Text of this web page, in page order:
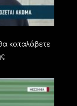
καταλάβετε